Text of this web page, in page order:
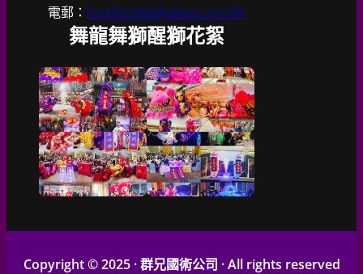
電郵： brothersdla@yahoo.com.hk
舞龍舞獅醒獅花絮
Copyright © 2025 · 群兄國術公司 · All rights reserved